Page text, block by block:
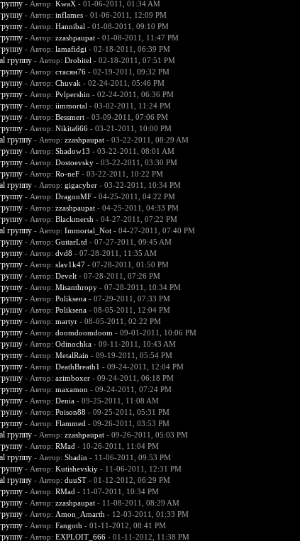
- Автор: KwaX- 01-06-2011, 01:34 AM
- Автор: inflames- 01-06-2011, 12:09 PM
- Автор: Hannibal - 01-08-2011, 09:10 PM
- Автор: zzashpaupat- 01-08-2011, 11:47 PM
- Автор: lamafidgi - 02-18-2011, 06:39 PM
группу - Автор: Drobitel - 02-18-2011, 07:51 PM
- Автор: стасян76- 02-19-2011, 09:32 PM
- Автор: Chuvak - 02-24-2011, 05:46 PM
- Автор: Pvlpershin - 02-24-2011, 06:36 PM
- Автор: iimmortal - 03-02-2011, 11:24 PM
- Автор: Bessmert- 03-09-2011, 07:06 PM
- Автор: Nikita666- 03-21-2011, 10:00 PM
группу - Автор: zzashpaupat- 03-22-2011, 08:29 AM
- Автор: Shadow13 - 03-22-2011, 08:01 AM
- Автор: Dostoevsky- 03-22-2011, 03:30 PM
- Автор: Ro-neF- 03-22-2011, 10:22 PM
группу - Автор: gigacyber- 03-22-2011, 10:34 PM
- Автор: DragonMF- 04-25-2011, 04:22 PM
- Автор: zzashpaupat- 04-25-2011, 04:33 PM
- Автор: Blackmersh - 04-27-2011, 07:22 PM
группу - Автор: Immortal_Not- 04-27-2011, 07:40 PM
- Автор: GuitarLtd - 07-27-2011, 09:45 AM
- Автор: dvd8 - 07-28-2011, 11:35 AM
- Автор: slav1k47- 07-28-2011, 01:50 PM
- Автор: Develt- 07-28-2011, 07:26 PM
- Автор: Misanthropy- 07-28-2011, 10:34 PM
- Автор: Poliksena- 07-29-2011, 07:33 PM
- Автор: Poliksena- 08-05-2011, 12:04 PM
- Автор: martyr- 08-05-2011, 02:22 PM
- Автор: doomdoomdoom - 09-01-2011, 10:06 PM
- Автор: Odinochka- 09-11-2011, 10:43 AM
- Автор: MetalRain - 09-19-2011, 05:54 PM
- Автор: DeathBreath1 - 09-24-2011, 12:04 PM
- Автор: azimboxer- 09-24-2011, 06:18 PM
- Автор: maxamon - 09-24-2011, 07:24 PM
- Автор: Denia- 09-25-2011, 11:08 AM
- Автор: Poison88 - 09-25-2011, 05:31 PM
- Автор: Flammed - 09-26-2011, 03:53 PM
группу - Автор: zzashpaupat- 09-26-2011, 05:03 PM
- Автор: RMad - 10-26-2011, 11:04 PM
группу - Автор: Shadin - 11-06-2011, 09:53 PM
- Автор: Kutishevskiy- 11-06-2011, 12:31 PM
группу - Автор: duuST- 01-12-2012, 06:29 PM
- Автор: RMad - 11-07-2011, 10:34 PM
- Автор: zzashpaupat- 11-08-2011, 08:29 AM
- Автор: Amon_Amarth - 12-03-2011, 01:33 PM
- Автор: Fangoth - 01-11-2012, 08:41 PM
- Автор: EXPLOIT_666- 01-11-2012, 11:38 PM